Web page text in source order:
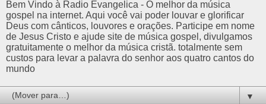
Bem Vindo à Radio Evangelica - O melhor da música
gospel na internet. Aqui você vai poder louvar e glorificar
Deus com cânticos, louvores e orações. Participe em nome
de Jesus Cristo e ajude site de música gospel, divulgamos
gratuitamente o melhor da música cristã. totalmente sem
custos para levar a palavra do senhor aos quatro cantos do
mundo
▼